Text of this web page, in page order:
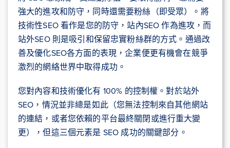
強大的進攻和防守，同時還需要粉絲（即受眾）。將
技術性SEO 看作是您的防守，站內SEO 作為進攻，而
站外SEO 則是吸引和保留忠實粉絲群的方式。通過改
善及優化SEO各方面的表現，企業便更有機會在競爭
激烈的網絡世界中取得成功。
您對內容和技術優化有 100% 的控制權。對於站外
SEO，情況並非總是如此（您無法控制來自其他網站
的連結，或者您依賴的平台最終關閉或進行重大變
更），但這三個元素是 SEO 成功的關鍵部分。